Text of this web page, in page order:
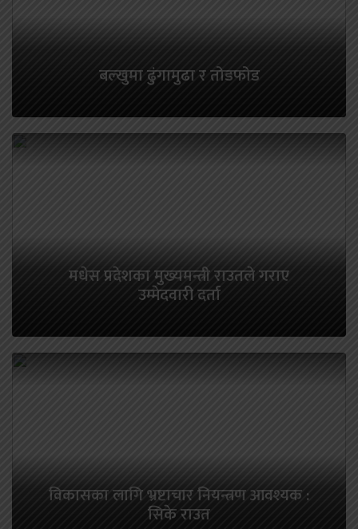
बल्खुमा ढुंगामुढा र तोडफोड
मधेस प्रदेशका मुख्यमन्त्री राउतले गराए
उम्मेदवारी दर्ता
विकासका लागि भ्रष्टाचार नियन्त्रण आवश्यक :
सिके राउत